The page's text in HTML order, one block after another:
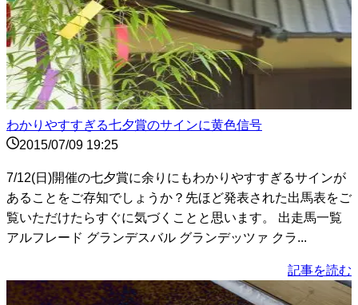
わかりやすすぎる七夕賞のサインに黄色信号
2015/07/09 19:25
7/12(日)開催の七夕賞に余りにもわかりやすすぎるサインが
あることをご存知でしょうか？先ほど発表された出馬表をご
覧いただけたらすぐに気づくことと思います。 出走馬一覧
アルフレード グランデスバル グランデッツァ クラ...
記事を読む